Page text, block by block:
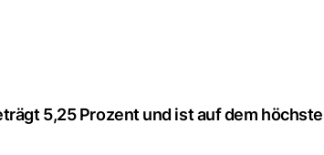
5,25 Prozent und ist auf dem